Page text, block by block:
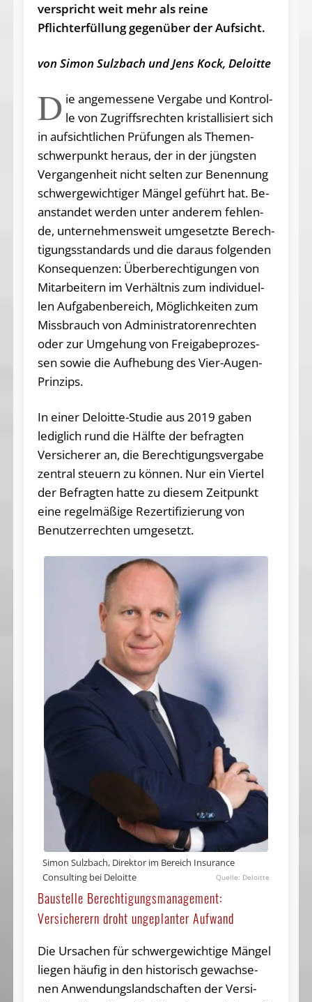
verspricht weit mehr als reine
Pflichterfüllung gegenüber der Aufsicht.
von Simon Sulzbach und Jens Kock, Deloitte
D ie an­ge­mes­se­ne Ver­ga­be und Kon­trol­
le von Zu­griffs­rech­ten kris­tal­li­siert sich
in auf­sicht­li­chen Prü­fun­gen als The­men­
schwer­punkt her­aus, der in der jüngs­ten
Ver­gan­gen­heit nicht sel­ten zur Be­nen­nung
schwer­ge­wich­ti­ger Män­gel ge­führt ha­t​. Be­
an­stan­det wer­den un­ter an­de­rem feh­len­
de, un­ter­neh­mens­weit um­ge­setz­te Be­rech­
ti­gungs­stan­dards und die dar­aus fol­gen­den
Kon­se­quen­zen: Über­be­rech­ti­gun­gen von
Mit­ar­bei­tern im Ver­hält­nis zum in­di­vi­du­el­
len Auf­ga­ben­be­reich, Mög­lich­kei­ten zum
Miss­brauch von Ad­mi­nis­tra­to­ren­rech­ten
oder zur Um­ge­hung von Frei­ga­be­pro­zes­
sen so­wie die Auf­he­bung des Vier-Augen-
Prinzips.
In einer Deloitte-Studie aus 2019 gaben
lediglich rund die Hälfte der befragten
Versicherer an, die Berechtigungsvergabe
zentral steuern zu können. Nur ein Viertel
der Befragten hatte zu diesem Zeitpunkt
eine regelmäßige Rezertifizierung von
Benutzerrechten umgesetzt.
Simon Sulzbach, Direktor im Bereich Insurance
Consulting bei Deloitte
Deloitte
Baustelle Berechtigungsmanagement:
Versicherern droht ungeplanter Aufwand
Die Ur­sa­chen für schwer­ge­wich­ti­ge Män­gel
lie­gen häu­fig in den his­to­risch ge­wach­se­
nen An­wen­dungs­land­schaf­ten der Ver­si­